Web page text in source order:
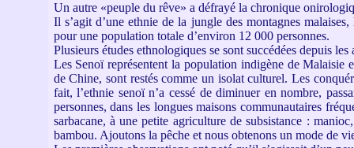
Un autre «peuple du rêve» a défrayé la chronique
Il s’agit d’une ethnie de la jungle des montagnes
pour une population totale d’environ 12 000 personnes.
Plusieurs études ethnologiques se sont succédées depuis
Les Senoï représentent la population indigène de
de Chine, sont restés comme un isolat culturel. Les
fait, l’ethnie senoï n’a cessé de diminuer en nombre,
personnes, dans les longues maisons communautaires
sarbacane, à une petite agriculture de subsistance :
bambou. Ajoutons la pêche et nous obtenons un mode de